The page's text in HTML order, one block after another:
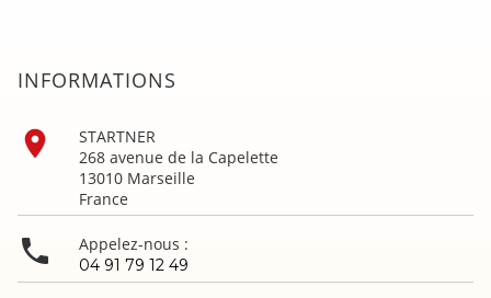
INFORMATIONS

STARTNER
268 avenue de la Capelette
13010 Marseille
France
 Appelez-nous :
04 91 79 12 49